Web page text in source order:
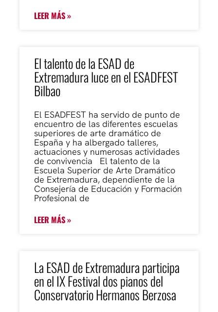
LEER MÁS »
El talento de la ESAD de
Extremadura luce en el ESADFEST
Bilbao
El ESADFEST ha servido de punto de
encuentro de las diferentes escuelas
superiores de arte dramático de
España y ha albergado talleres,
actuaciones y numerosas actividades
de convivencia El talento de la
Escuela Superior de Arte Dramático
de Extremadura, dependiente de la
Consejería de Educación y Formación
Profesional de
LEER MÁS »
La ESAD de Extremadura participa
en el IX Festival dos pianos del
Conservatorio Hermanos Berzosa